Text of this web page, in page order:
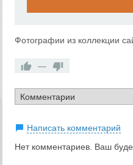
Фотографии из коллекции
—
Написать комментарий
Нет комментариев. Ваш